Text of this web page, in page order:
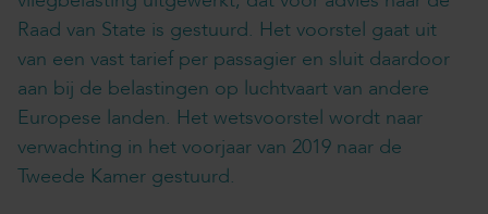
Raad van State is gestuurd. Het voorstel gaat uit
van een vast tarief per passagier en sluit daardoor
aan bij de belastingen op luchtvaart van andere
Europese landen. Het wetsvoorstel wordt naar
verwachting in het voorjaar van 2019 naar de
Tweede Kamer gestuurd.